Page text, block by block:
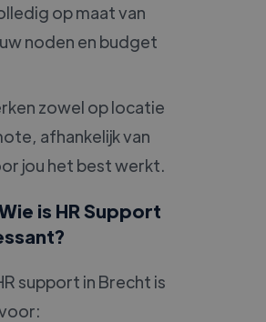
op maat van
noden en budget
zowel op locatie
afhankelijk van
jou het best werkt.
is HR Support
support in Brecht is